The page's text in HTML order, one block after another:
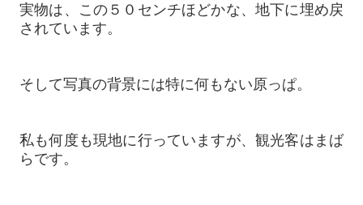
実物は、この５０センチほどかな、地下に埋め戻
されています。
そして写真の背景には特に何もない原っぱ。
私も何度も現地に行っていますが、観光客はまば
らです。